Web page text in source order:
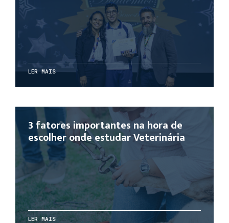
LER MAIS
3 fatores importantes na hora de
escolher onde estudar Veterinária
LER MAIS